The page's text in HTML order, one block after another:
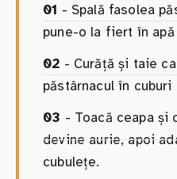
01 - Spală fasolea
pune-o la fiert în
02 - Curăță și taie
păstârnacul în cuburi
03 - Toacă ceapa și
devine aurie, apoi
cubulețe.